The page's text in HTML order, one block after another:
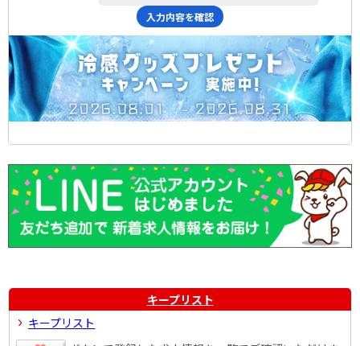
入力内容を確認
キープリスト
キープリスト